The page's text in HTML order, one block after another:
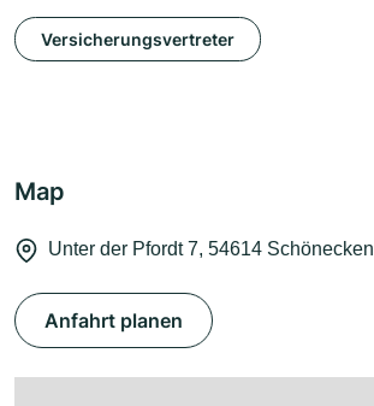
Versicherungsvertreter
Map
Unter der Pfordt 7, 54614 Schönecken
Anfahrt planen